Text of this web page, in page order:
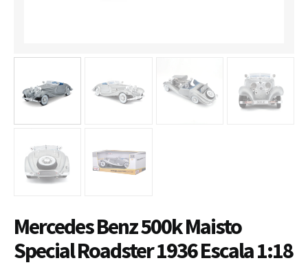
Mercedes Benz 500k Maisto
Special Roadster 1936 Escala 1:18